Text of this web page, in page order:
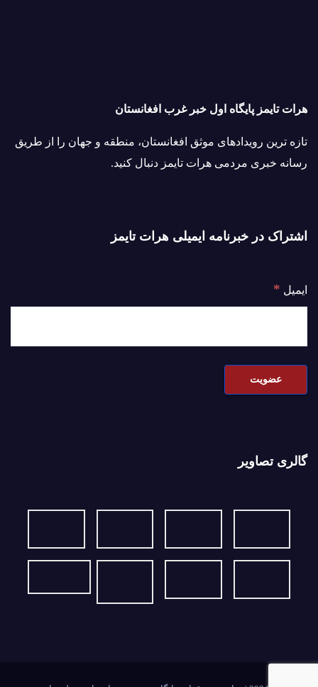
هرات تایمز پایگاه اول خبر غرب افغانستان
تازه ترین رویدادهای موثق افغانستان، منطقه و جهان را از طریق
رسانه خبری مردمی هرات تایمز دنبال کنید.
اشتراک در خبرنامه ایمیلی هرات تایمز
ایمیل *
گالری تصاویر